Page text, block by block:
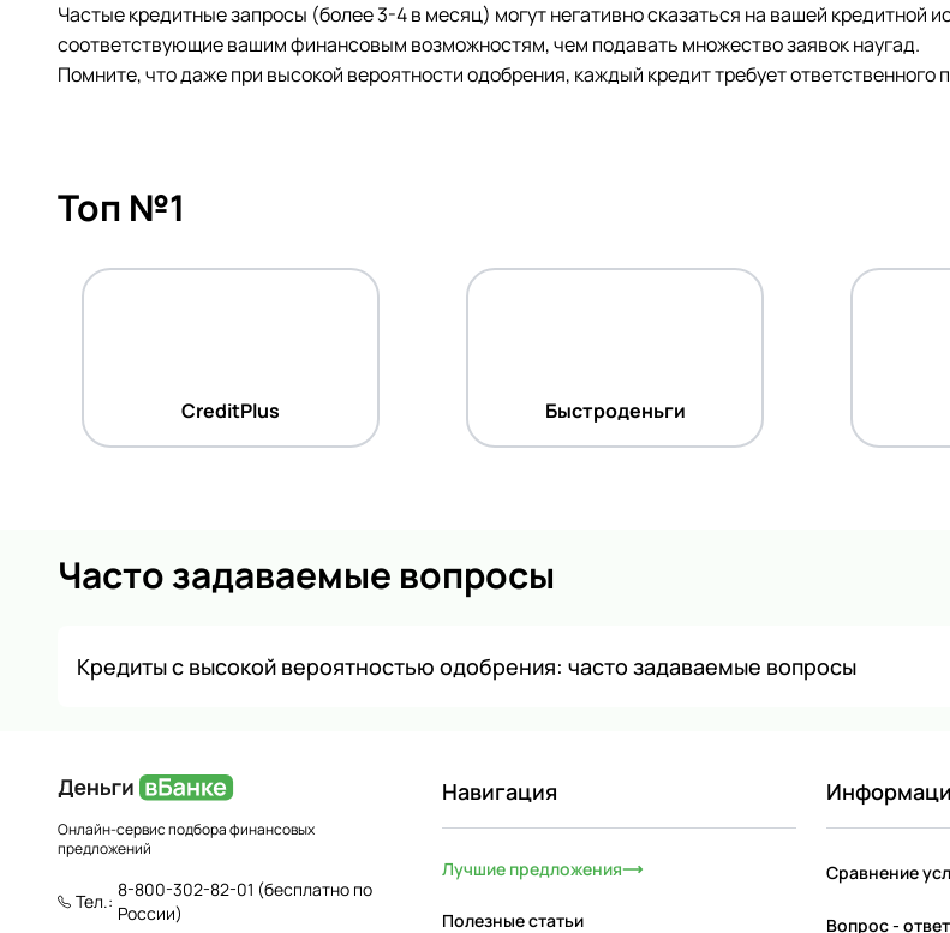
Частые кредитные запросы (более 3-4 в месяц) могут негативно сказаться на вашей кредитной
соответствующие вашим финансовым возможностям, чем подавать множество заявок наугад.
Помните, что даже при высокой вероятности одобрения, каждый кредит требует
Топ №1
CreditPlus Быстроденьги
Часто задаваемые вопросы
Кредиты с высокой вероятностью одобрения: часто задаваемые вопросы
Онлайн-сервис подбора финансовых
предложений
Тел.:
8-800-302-82-01 (бесплатно по
России)
Навигация
Лучшие предложения
Полезные статьи
Сравнение
Вопрос - ответ